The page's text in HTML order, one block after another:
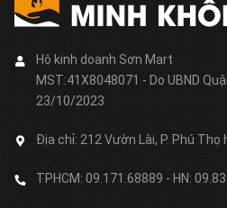
Hộ kinh doanh Sơn Mart
MST:41X8048071 - Do UBND
23/10/2023
Địa chỉ: 212 Vườn Lài, P. Phú Thọ
TPHCM: 09.171.68889 - HN: